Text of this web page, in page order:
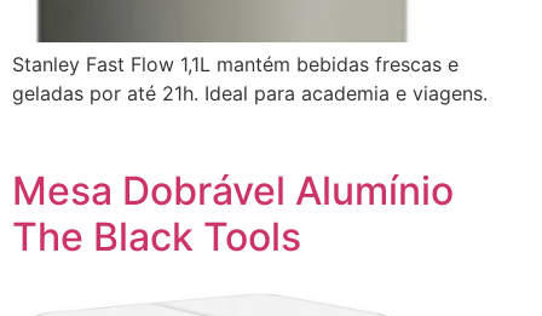
Stanley Fast Flow 1,1L mantém bebidas frescas e
geladas por até 21h. Ideal para academia e viagens.
Mesa Dobrável Alumínio
The Black Tools